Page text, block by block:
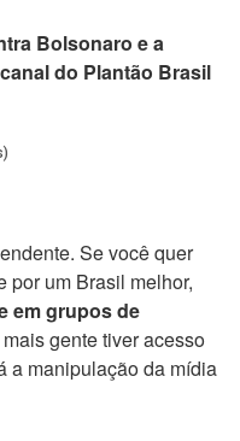
Bolsonaro e a
do Plantão Brasil
Se você quer
por um Brasil melhor,
em grupos de
gente tiver acesso
a manipulação da mídia